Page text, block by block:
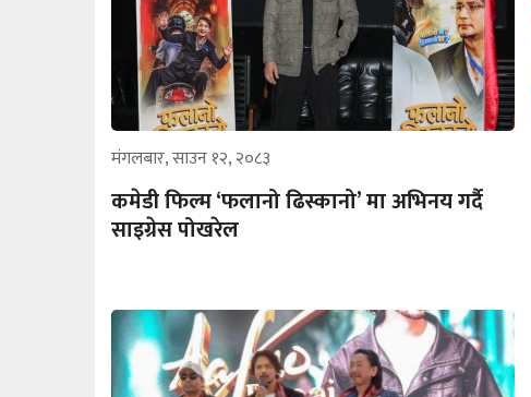
मंगलबार, साउन १२, २०८३
कमेडी फिल्म ‘फलानो ढिस्कानो’ मा अभिनय गर्दै
साइग्रेस पोखरेल